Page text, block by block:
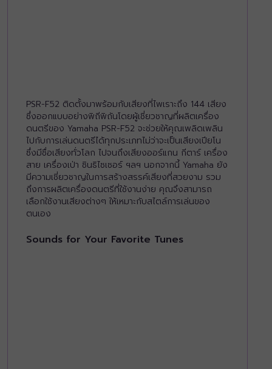
PSR-F52 ติดตั้งมาพร้อมกับเสียงที่ไพเราะถึง 144 เสียง
ซึ่งออกแบบอย่างพิถีพิถันโดยผู้เชี่ยวชาญที่ผลิตเครื่อง
ดนตรีของ Yamaha PSR-F52 จะช่วยให้คุณเพลิดเพลิน
ไปกับการเล่นดนตรีได้ทุกประเภทไม่ว่าจะเป็นเสียงเปียโน
ซึ่งมีชื่อเสียงทั่วโลก ไปจนถึงเสียงออร์แกน กีตาร์ เครื่อง
สาย เครื่องเป่า ซินธิไซเซอร์ ฯลฯ นอกจากนี้ Yamaha ยัง
มีความเชี่ยวชาญในการสร้างสรรค์เสียงที่สวยงาม รวม
ถึงการผลิตเครื่องดนตรีที่ใช้งานง่าย คุณจึงสามารถ
เลือกใช้งานเสียงต่างๆ ให้เหมาะกับสไตล์การเล่นของ
ตนเอง
Sounds for Your Favorite Tunes